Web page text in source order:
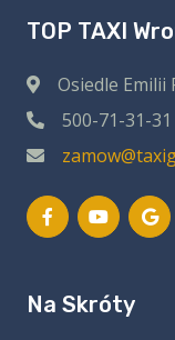
TOP TAXI
Osiedle Emilii
500-71-31-31
Na Skróty